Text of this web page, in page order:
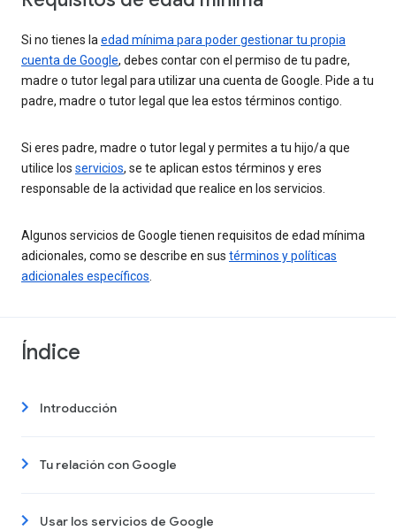
Si no tienes la edad mínima para poder gestionar tu propia
cuenta de Google, debes contar con el permiso de tu padre,
madre o tutor legal para utilizar una cuenta de Google. Pide a tu
padre, madre o tutor legal que lea estos términos contigo.
Si eres padre, madre o tutor legal y permites a tu hijo/a que
utilice los servicios, se te aplican estos términos y eres
responsable de la actividad que realice en los servicios.
Algunos servicios de Google tienen requisitos de edad mínima
adicionales, como se describe en sus términos y políticas
adicionales específicos
Índice
Introducción
Tu relación con Google
Usar los servicios de Google